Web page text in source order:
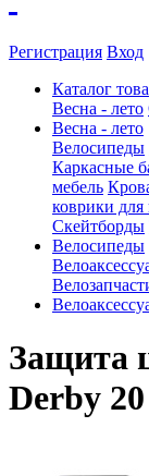
Регистрация Вход
Каталог
Весна - лето
Весна - лето
Велосипеды
Каркасные
мебель
коврики
Скейтборды
Велосипеды
Защита
Derby 20